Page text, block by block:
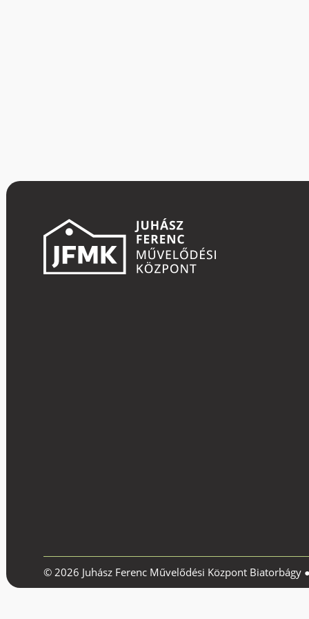
© 2026 Juhász Ferenc Művelődési Központ Biatorbágy ●